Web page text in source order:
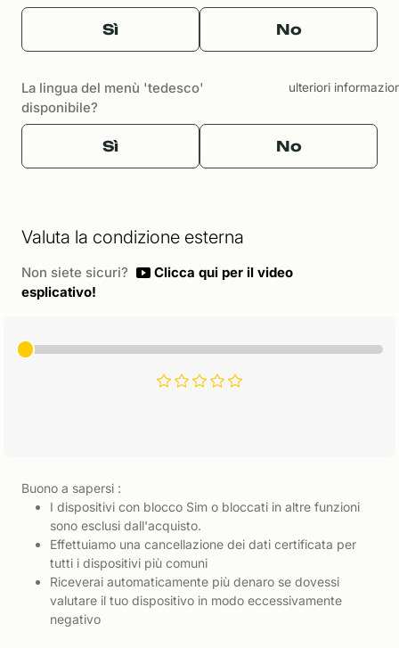
Sì No
La lingua del menù 'tedesco'
disponibile?
ulteriori
Sì No
Valuta la condizione esterna
Non siete sicuri?
Clicca qui per il video
esplicativo!
Buono a sapersi :
I dispositivi con blocco Sim o bloccati in altre funzioni
sono esclusi dall'acquisto.
Effettuiamo una cancellazione dei dati certificata per
tutti i dispositivi più comuni
Riceverai automaticamente più denaro se dovessi
valutare il tuo dispositivo in modo eccessivamente
negativo